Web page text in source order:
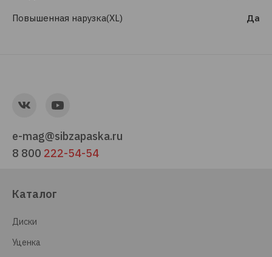
Повышенная нарузка(XL) Да
e-mag@sibzapaska.ru
8 800 222-54-54
Каталог
Диски
Уценка